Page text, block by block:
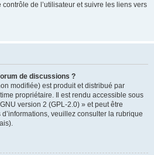
de l’utilisateur et suivre les liens vers
de discussions ?
modifiée) est produit et distribué par
propriétaire. Il est rendu accessible sous
version 2 (GPL-2.0) » et peut être
veuillez consulter la rubrique